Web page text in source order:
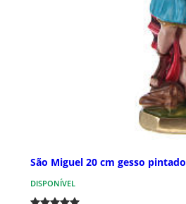
São Miguel 20 cm gesso pintado
DISPONÍVEL